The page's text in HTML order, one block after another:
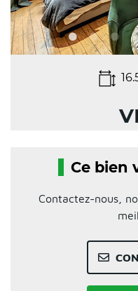
Ce bien
Contactez-nous,